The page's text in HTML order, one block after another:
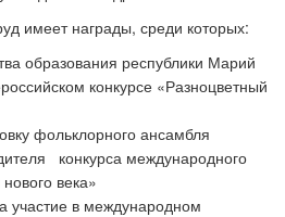
имеет награды, среди которых:
образования республики Марий
конкурсе «Разноцветный
фольклорного ансамбля
конкурса международного
века»
участие в международном